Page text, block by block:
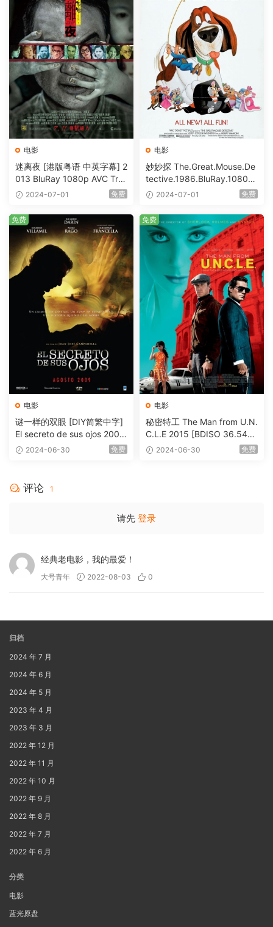
电影
迷离夜 [港版粤语 中英字幕] 2
013 BluRay 1080p AVC Tru
eHD5.1 [BDISO 22.64GB]
2024-07-01 免费
电影
妙妙探 The.Great.Mouse.De
tective.1986.BluRay.1080p.
AVC.DTS-HD.MA.5.1-HDHo
2024-07-01 免费
电影
谜一样的双眼 [DIY简繁中字]
El secreto de sus ojos 2009
1080p Blu-ray AVC DTS-HD
2024-06-30 免费
免费
电影
秘密特工 The Man from U.N.
C.L.E 2015 [BDISO 36.54G
B] 2024-06-30 免费
免费
评论 1
请先 登录
经典老电影，我的最爱！
大号青年 2022-08-03 0
归档
2024 年 7 月
2024 年 6 月
2024 年 5 月
2023 年 4 月
2023 年 3 月
2022 年 12 月
2022 年 11 月
2022 年 10 月
2022 年 9 月
2022 年 8 月
2022 年 7 月
2022 年 6 月
分类
电影
蓝光原盘